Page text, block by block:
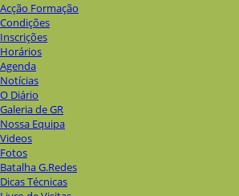
Acção Formação
Condições
Inscrições
Horários
Agenda
Notícias
O Diário
Galeria de GR
Nossa Equipa
Videos
Fotos
Batalha G.Redes
Dicas Técnicas